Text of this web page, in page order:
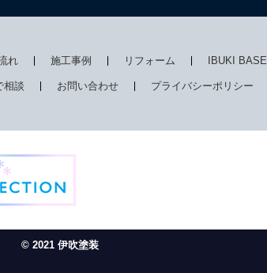
れ 施工事例 リフォーム IBUKI BASE
相談 お問い合わせ プライバシーポリシー
© 2021 伊吹塗装